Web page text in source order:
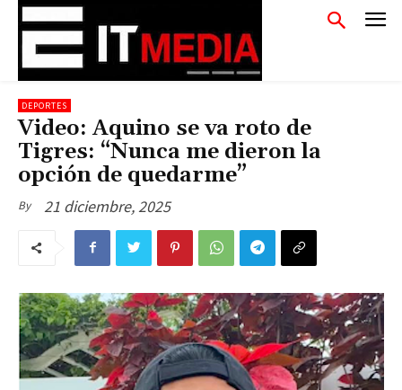
DEPORTES
Video: Aquino se va roto de
Tigres: “Nunca me dieron la
opción de quedarme”
By 21 diciembre, 2025